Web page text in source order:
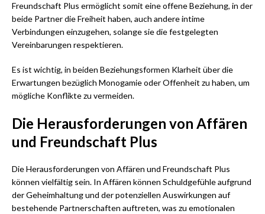
Freundschaft Plus ermöglicht somit eine offene Beziehung, in der
beide Partner die Freiheit haben, auch andere intime
Verbindungen einzugehen, solange sie die festgelegten
Vereinbarungen respektieren.
Es ist wichtig, in beiden Beziehungsformen Klarheit über die
Erwartungen bezüglich Monogamie oder Offenheit zu haben, um
mögliche Konflikte zu vermeiden.
Die Herausforderungen von Affären
und Freundschaft Plus
Die Herausforderungen von Affären und Freundschaft Plus
können vielfältig sein. In Affären können Schuldgefühle aufgrund
der Geheimhaltung und der potenziellen Auswirkungen auf
bestehende Partnerschaften auftreten, was zu emotionalen